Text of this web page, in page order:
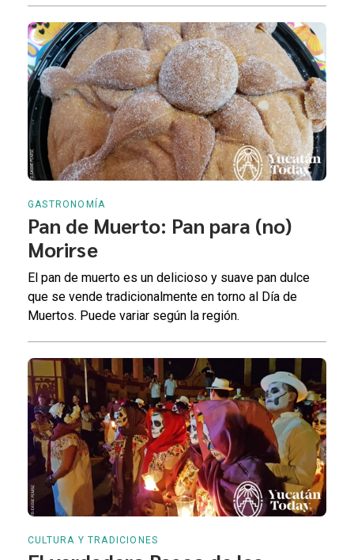
GASTRONOMÍA
Pan de Muerto: Pan para (no)
Morirse
El pan de muerto es un delicioso y suave pan dulce
que se vende tradicionalmente en torno al Día de
Muertos. Puede variar según la región.
CULTURA Y TRADICIONES